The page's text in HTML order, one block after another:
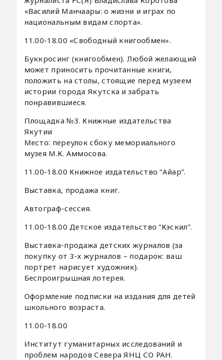
«Василий Манчаары: о жизни и играх по
национальным видам спорта».
11.00-18.00 «Свободный книгообмен».
Буккросинг (книгообмен). Любой желающий
может приносить прочитанные книги,
положить на столы, стоящие перед музеем
истории города Якутска и забрать
понравившиеся.
Площадка №3. Книжные издательства
Якутии
Место: переулок сбоку мемориального
музея М.К. Аммосова.
11.00-18.00 Книжное издательство “Айар”.
Выставка, продажа книг.
Автограф-сессия.
11.00-18.00 Детское издательство “Кэскил”.
Выставка-продажа детских журналов (за
покупку от 3-х журналов – подарок: ваш
портрет нарисует художник).
Беспроигрышная лотерея.
Оформление подписки на издания для детей
школьного возраста.
11.00-18.00
Институт гуманитарных исследований и
проблем народов Севера ЯНЦ СО РАН.